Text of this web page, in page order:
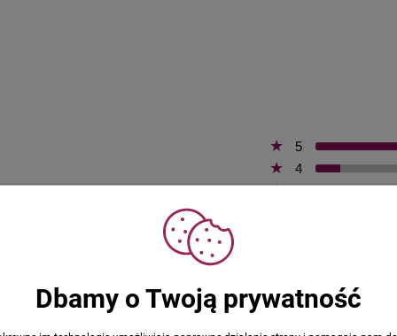
5
4
3
Dodano: 2026-08-06
Dbamy o Twoją prywatność